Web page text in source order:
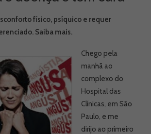
físico, psíquico e requer
Saiba mais.
Chego pela
manhã ao
complexo do
Hospital das
Clínicas, em São
Paulo, e me
dirijo ao primeiro